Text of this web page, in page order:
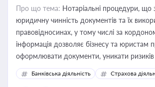
Про що тема: Нотаріальні процедури, що
юридичну чинність документів та їх
правовідносинах, у тому числі за
інформація дозволяє бізнесу та юристам
оформлювати документи, уникати ризиків
забезпечувати їх належне прийняття
контрагентами
Банківська діяльність Страхова